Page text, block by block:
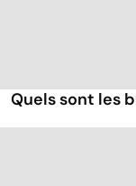
Quels sont les